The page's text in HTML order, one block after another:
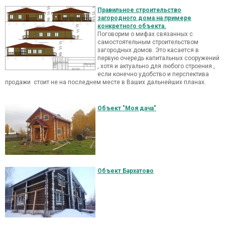
Правильное строительство
загородного дома на примере
конкретного объекта.
Поговорим о мифах связанных с
самостоятельным строительством
загородных домов. Это касается в
первую очередь капитальных сооружений
, хотя и актуально для любого строения ,
если конечно удобство и перспектива
продажи стоит не на последнем месте в Ваших дальнейших планах.
Объект "Моя дача"
Объект Бархатово